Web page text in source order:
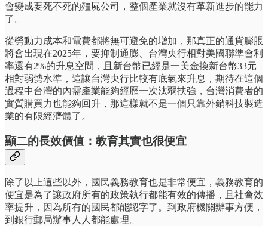
會變成要死不死的殭屍公司，整個產業就沒有革新進步的能力
了。
從勞動力成本和電費都將無可避免的增加，那真正的通貨膨脹
將會出現在2025年，要抑制通膨、台灣央行相對美國聯準會利
率還有2%的升息空間，且新台幣已經是一美金換新台幣33元
相對弱勢水準，這讓台灣央行比較有底氣來升息，期待在這個
過程中台灣的內需產業能夠經歷一次汰弱扶強，台灣消費者的
實質購買力也能夠回升，那這樣就不是一個只靠外銷科技製造
業的有限經濟體了。
顯二的長效價值：教育其實也很便宜
除了以上這些以外，國民義務教育也是非常便宜，義務教育的
便宜是為了讓政府所有的政策執行都能有效的傳播，且社會效
率提升，因為所有的國民都能認字了。到政府機關辦事方便，
到銀行郵局辦事人人都能處理。